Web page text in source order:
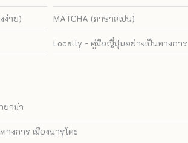
ง่าย) MATCHA (ภาษาสเปน)
Locally - คู่มือญี่ปุ่นอย่างเป็นทางการ
ยาม่า
างการ เมืองนารุโตะ